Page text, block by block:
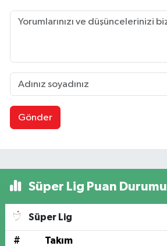
Gönder
Süper Lig Puan Durumu
Süper Lig
# Takım